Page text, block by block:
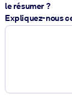
le résumer ?
Expliquez-nous